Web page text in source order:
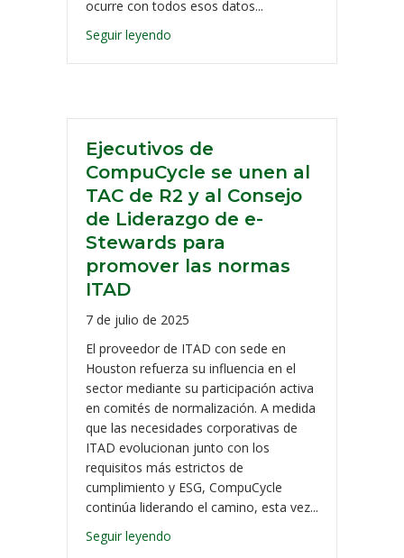
ocurre con todos esos datos...
Seguir leyendo
Ejecutivos de
CompuCycle se unen al
TAC de R2 y al Consejo
de Liderazgo de e-
Stewards para
promover las normas
ITAD
7 de julio de 2025
El proveedor de ITAD con sede en
Houston refuerza su influencia en el
sector mediante su participación activa
en comités de normalización. A medida
que las necesidades corporativas de
ITAD evolucionan junto con los
requisitos más estrictos de
cumplimiento y ESG, CompuCycle
continúa liderando el camino, esta vez...
Seguir leyendo